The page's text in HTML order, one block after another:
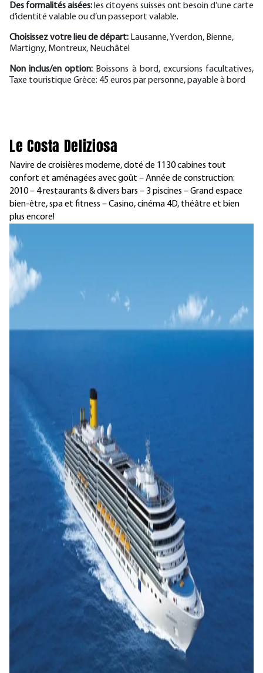
Des formalités aisées: les citoyens suisses ont besoin d’une carte
d’identité valable ou d’un passeport valable.
Choisissez votre lieu de départ: Lausanne, Yverdon, Bienne,
Martigny, Montreux, Neuchâtel
Non inclus/en option: Boissons à bord, excursions facultatives,
Taxe touristique Grèce: 45 euros par personne, payable à bord
Le Costa Deliziosa
Navire de croisières moderne, doté de 1130 cabines tout
confort et aménagées avec goût – Année de construction:
2010 – 4 restaurants & divers bars – 3 piscines – Grand espace
bien-être, spa et fitness – Casino, cinéma 4D, théâtre et bien
plus encore!